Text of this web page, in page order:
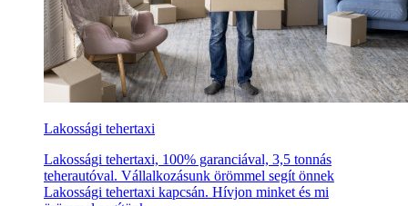
Lakossági tehertaxi
Lakossági tehertaxi, 100% garanciával, 3,5 tonnás
teherautóval. Vállalkozásunk örömmel segít önnek
Lakossági tehertaxi kapcsán. Hívjon minket és mi